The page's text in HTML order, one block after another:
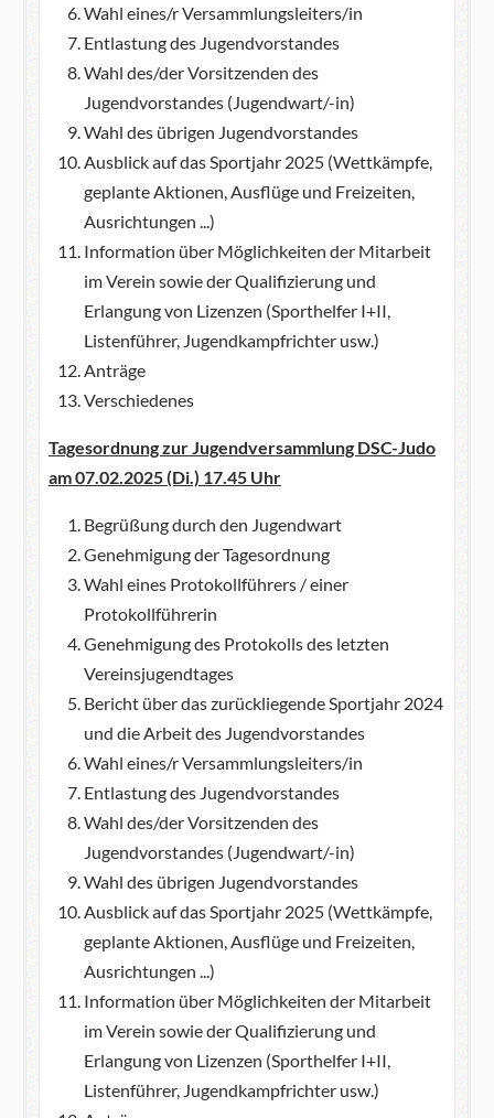
Wahl eines/r Versammlungsleiters/in
Entlastung des Jugendvorstandes
Wahl des/der Vorsitzenden des
Jugendvorstandes (Jugendwart/-in)
Wahl des übrigen Jugendvorstandes
Ausblick auf das Sportjahr 2025 (Wettkämpfe,
geplante Aktionen, Ausflüge und Freizeiten,
Ausrichtungen ...)
Information über Möglichkeiten der Mitarbeit
im Verein sowie der Qualifizierung und
Erlangung von Lizenzen (Sporthelfer I+II,
Listenführer, Jugendkampfrichter usw.)
Anträge
Verschiedenes
Tagesordnung zur Jugendversammlung DSC-Judo
am 07.02.2025 (Di.) 17.45 Uhr
Begrüßung durch den Jugendwart
Genehmigung der Tagesordnung
Wahl eines Protokollführers / einer
Protokollführerin
Genehmigung des Protokolls des letzten
Vereinsjugendtages
Bericht über das zurückliegende Sportjahr 2024
und die Arbeit des Jugendvorstandes
Wahl eines/r Versammlungsleiters/in
Entlastung des Jugendvorstandes
Wahl des/der Vorsitzenden des
Jugendvorstandes (Jugendwart/-in)
Wahl des übrigen Jugendvorstandes
Ausblick auf das Sportjahr 2025 (Wettkämpfe,
geplante Aktionen, Ausflüge und Freizeiten,
Ausrichtungen ...)
Information über Möglichkeiten der Mitarbeit
im Verein sowie der Qualifizierung und
Erlangung von Lizenzen (Sporthelfer I+II,
Listenführer, Jugendkampfrichter usw.)